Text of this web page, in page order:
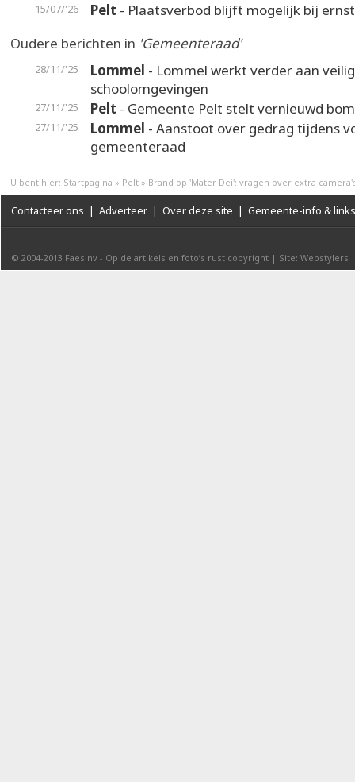
15/07/'26 Pelt - Plaatsverbod blijft mogelijk bij
Oudere berichten in 'Gemeenteraad'
28/11/'25 Lommel - Lommel werkt verder aan
schoolomgevingen
27/11/'25 Pelt - Gemeente Pelt stelt vernieuwd
27/11/'25 Lommel - Aanstoot over gedrag tijdens
gemeenteraad
U bent hier: Startpagina » Pelt » Brand op 'Mater Dei': vragen over extra
Contacteer ons | Adverteer | Over deze site | Gemeente-info & links
© 2004-2013 Faes nv - Op de artikels en foto’s rust copyright | Site: Webstylers